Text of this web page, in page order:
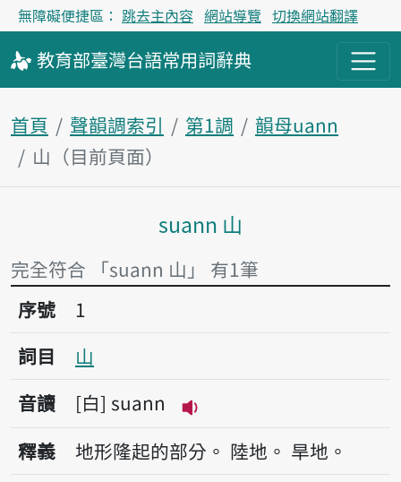
無障礙便捷區： 跳去主內容 網站導覽 切換網站翻譯
教育部臺灣台語常用詞辭典
首頁 聲韻調索引 第1調
韻母uann
山（目前頁面）
主內容區塊
suann 山
完全符合 「suann 山」 有1筆
序號1山
序號
1
詞目
山
音讀
白 suann
播放音讀suann
釋義 地形隆起的部分。 陸地。 旱地。